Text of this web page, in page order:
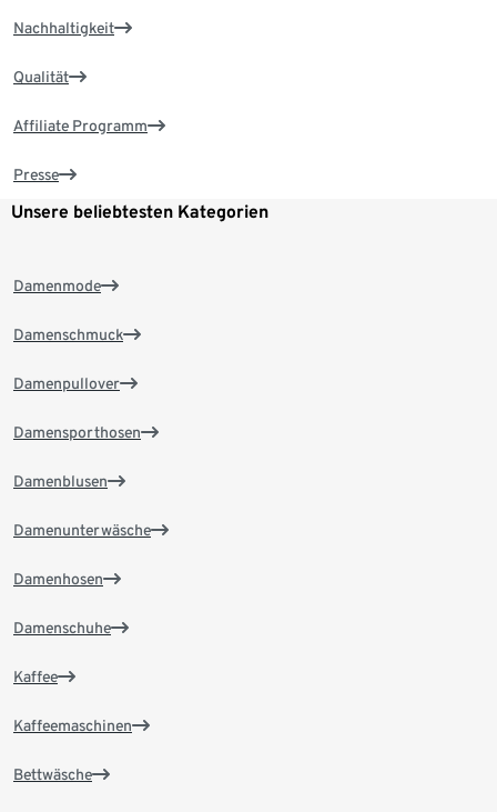
Nachhaltigkeit
Qualität
Affiliate Programm
Presse
Unsere beliebtesten Kategorien
Damenmode
Damenschmuck
Damenpullover
Damensporthosen
Damenblusen
Damenunterwäsche
Damenhosen
Damenschuhe
Kaffee
Kaffeemaschinen
Bettwäsche